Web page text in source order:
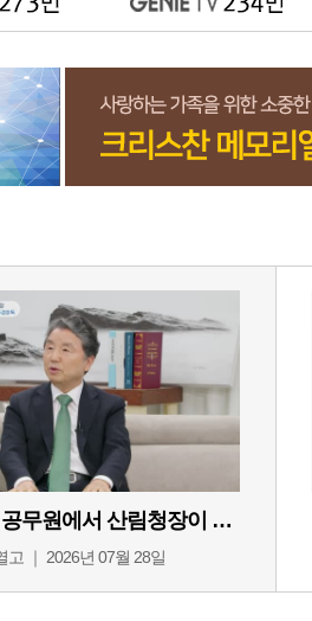
18세 최연소 공무원에서 산림청장이 되기까지
고 ｜ 2026년 07월 28일